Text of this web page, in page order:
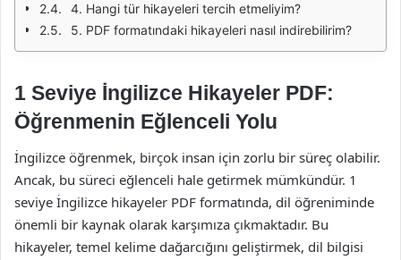
4. Hangi tür hikayeleri tercih etmeliyim?
5. PDF formatındaki hikayeleri nasıl indirebilirim?
1 Seviye İngilizce Hikayeler PDF:
Öğrenmenin Eğlenceli Yolu
İngilizce öğrenmek, birçok insan için zorlu bir süreç olabilir.
Ancak, bu süreci eğlenceli hale getirmek mümkündür. 1
seviye İngilizce hikayeler PDF formatında, dil öğreniminde
önemli bir kaynak olarak karşımıza çıkmaktadır. Bu
hikayeler, temel kelime dağarcığını geliştirmek, dil bilgisi